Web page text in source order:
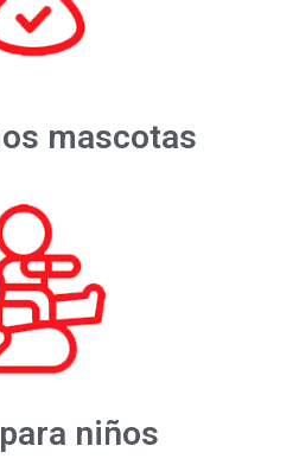
mascotas
niños